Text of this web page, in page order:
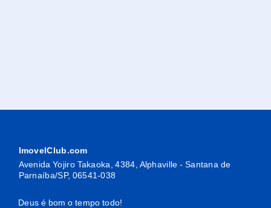
ImovelClub.com
Avenida Yojiro Takaoka, 4384, Alphaville - Santana de
Parnaíba/SP, 06541-038
Deus é bom o tempo todo!